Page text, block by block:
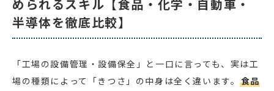
められるスキル【食品・化学・自動車・
半導体を徹底比較】
「工場の設備管理・設備保全」と一口に言っても、実は工
場の種類によって「きつさ」の中身は全く違います。食品